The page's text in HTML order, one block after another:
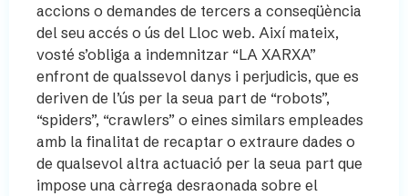
accions o demandes de tercers a conseqüència
del seu accés o ús del Lloc web. Així mateix,
vosté s’obliga a indemnitzar “LA XARXA”
enfront de qualssevol danys i perjudicis, que es
deriven de l’ús per la seua part de “robots”,
“spiders”, “crawlers” o eines similars empleades
amb la finalitat de recaptar o extraure dades o
de qualsevol altra actuació per la seua part que
impose una càrrega desraonada sobre el